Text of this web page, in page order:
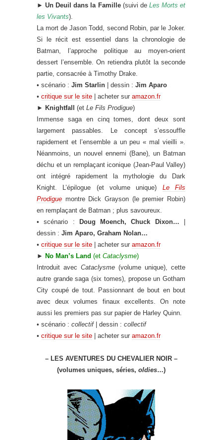
►Un Deuil dans la Famille (suivi de Les Morts et
les Vivants).
La mort de Jason Todd, second Robin, par le Joker.
Si le récit est essentiel dans la chronologie de
Batman, l’approche politique au moyen-orient
dessert l’ensemble. On retiendra plutôt la seconde
partie, consacrée à Timothy Drake.
• scénario : Jim Starlin | dessin : Jim Aparo
• critique sur le site | acheter sur amazon.fr
► Knightfall (et Le Fils Prodigue)
Immense saga en cinq tomes, dont deux sont
largement passables. Le concept s’essouffle
rapidement et l’ensemble a un peu « mal vieilli ».
Néanmoins, un nouvel ennemi (Bane), un Batman
déchu et un remplaçant iconique (Jean-Paul Valley)
ont intégré rapidement la mythologie du Dark
Knight. L’épilogue (et volume unique) Le Fils
Prodigue montre Dick Grayson (le premier Robin)
en remplaçant de Batman ; plus savoureux.
• scénario :
Doug Moench, Chuck Dixon…
dessin : Jim Aparo, Graham Nolan…
• critique sur le site | acheter sur amazon.fr
► No Man’s Land (et Cataclysme)
Introduit avec Cataclysme (volume unique), cette
autre grande saga (six tomes), propose un Gotham
City coupé de tout. Passionnant de bout en bout
avec deux volumes finaux excellents. On note
aussi les premiers pas sur papier de Harley Quinn.
• scénario : collectif| dessin : collectif
• critique sur le site | acheter sur amazon.fr
– LES AVENTURES DU CHEVALIER NOIR –
(volumes uniques, séries, oldies…)